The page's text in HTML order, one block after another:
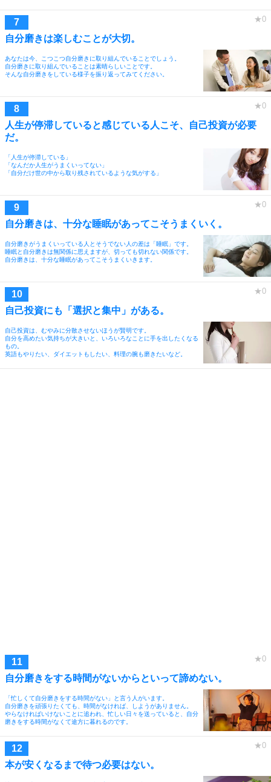
自分磨きは楽しむことが大切。
あなたは今、こつこつ自分磨きに取り組んでいることでしょう。
自分磨きに取り組んでいることは素晴らしいことです。
そんな自分磨きをしている様子を振り返ってみてください。
人生が停滞していると感じている人こそ、自己投資が必要
だ。
「人生が停滞している」
「なんだか人生がうまくいってない」
「自分だけ世の中から取り残されているような気がする」
自分磨きは、十分な睡眠があってこそうまくいく。
自分磨きがうまくいっている人とそうでない人の差は「睡眠」です。
睡眠と自分磨きは無関係に思えますが、切っても切れない関係です。
自分磨きは、十分な睡眠があってこそうまくいきます。
自己投資にも「選択と集中」がある。
自己投資は、むやみに分散させないほうが賢明です。
自分を高めたい気持ちが大きいと、いろいろなことに手を出したくなる
もの。
英語もやりたい、ダイエットもしたい、料理の腕も磨きたいなど。
自分磨きをする時間がないからといって諦めない。
「忙しくて自分磨きをする時間がない」と言う人がいます。
自分磨きを頑張りたくても、時間がなければ、しようがありません。
やらなければいけないことに追われ、忙しい日々を送っていると、自分
磨きをする時間がなくて途方に暮れるのです。
本が安くなるまで待つ必要はない。